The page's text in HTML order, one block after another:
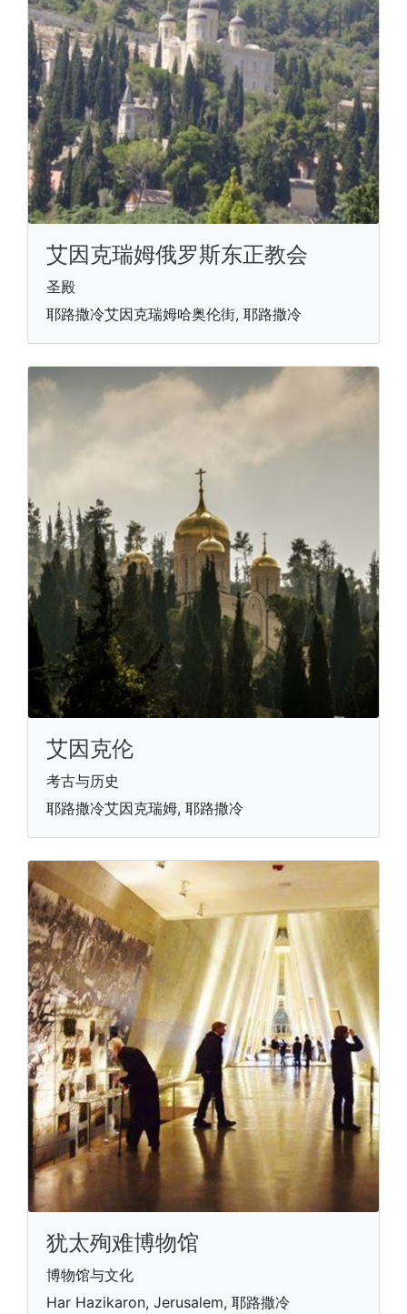
艾因克瑞姆俄罗斯东正教会
圣殿
耶路撒冷艾因克瑞姆哈奥伦街, 耶路撒冷
艾因克伦
考古与历史
耶路撒冷艾因克瑞姆, 耶路撒冷
犹太殉难博物馆
博物馆与文化
Har Hazikaron, Jerusalem, 耶路撒冷